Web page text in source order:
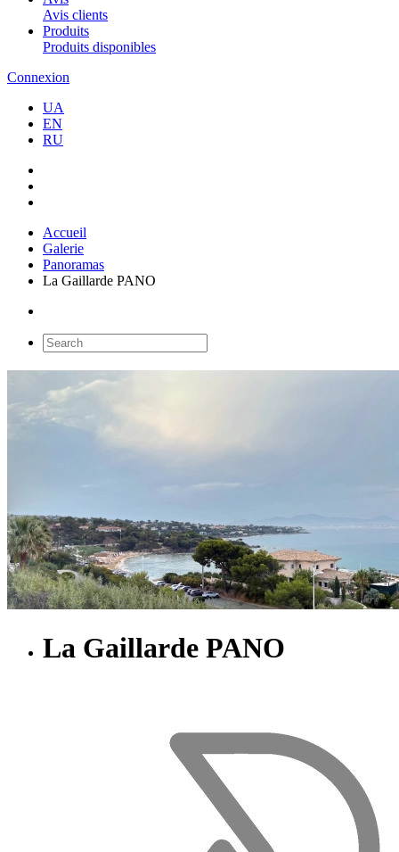
Avis clients
Produits
Produits disponibles
Connexion
UA
EN
RU
Accueil
Galerie
Panoramas
La Gaillarde PANO
La Gaillarde PANO